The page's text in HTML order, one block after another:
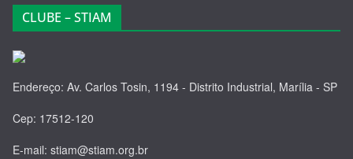
CLUBE – STIAM
Endereço: Av. Carlos Tosin, 1194 - Distrito Industrial, Marília - SP
Cep: 17512-120
E-mail: stiam@stiam.org.br